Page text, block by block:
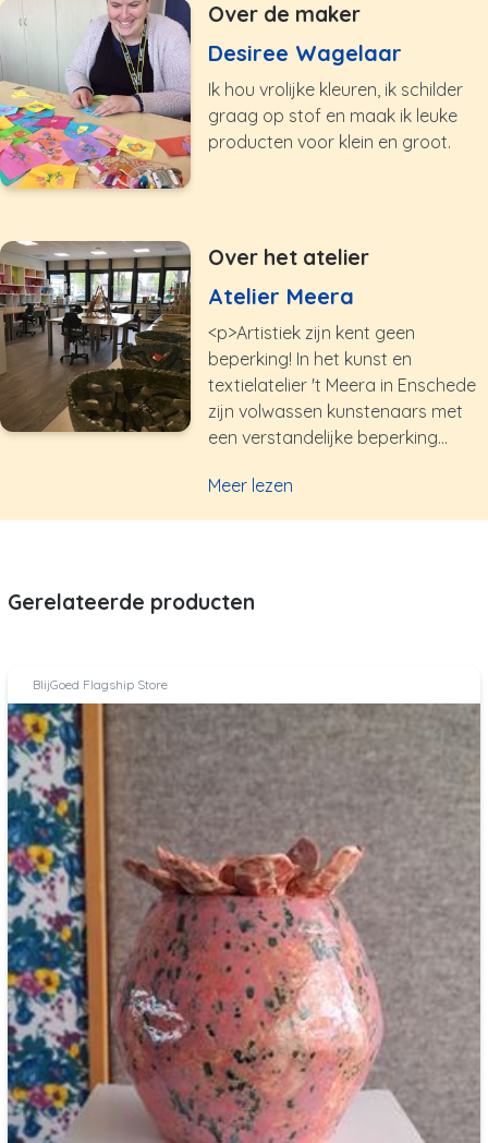
Over de maker
Desiree Wagelaar
Ik hou vrolijke kleuren, ik schilder
graag op stof en maak ik leuke
producten voor klein en groot.
Over het atelier
Atelier Meera
<p>Artistiek zijn kent geen
beperking! In het kunst en
textielatelier 't Meera in Enschede
zijn volwassen kunstenaars met
een verstandelijke beperking...
Meer lezen
Gerelateerde producten
BlijGoed Flagship Store